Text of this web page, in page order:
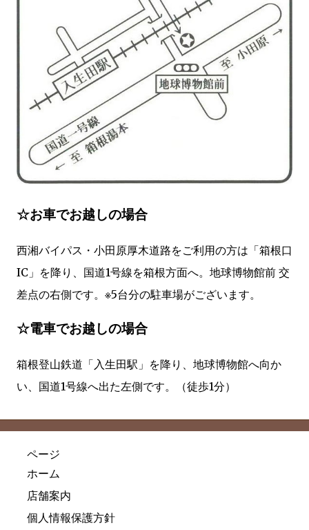
☆お車でお越しの場合
西湘バイパス・小田原厚木道路をご利用の方は「箱根口
IC」を降り、国道1号線を箱根方面へ。地球博物館前 交
差点の右側です。※5台分の駐車場がございます。
☆電車でお越しの場合
箱根登山鉄道「入生田駅」を降り、地球博物館へ向か
い、国道1号線へ出た左側です。（徒歩1分）
ページ
ホーム
店舗案内
個人情報保護方針